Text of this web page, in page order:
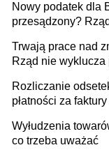
Nowy podatek dla
przesądzony?
Trwają prace nad
Rząd nie
Rozliczanie
płatności za
Wyłudzenia
co trzeba uważać